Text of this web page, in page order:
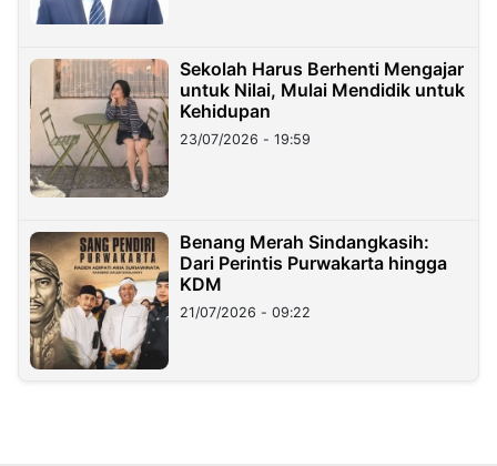
Sekolah Harus Berhenti Mengajar
untuk Nilai, Mulai Mendidik untuk
Kehidupan
23/07/2026 - 19:59
Benang Merah Sindangkasih:
Dari Perintis Purwakarta hingga
KDM
21/07/2026 - 09:22